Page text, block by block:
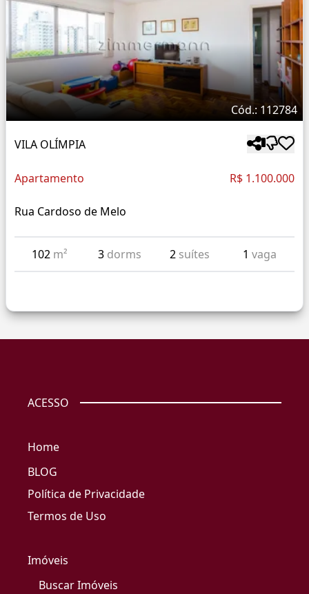
Cód.: 112784
VILA OLÍMPIA
Apartamento R$ 1.100.000
Rua Cardoso de Melo
102 m² 3 dorms 2 suítes 1 vaga
ACESSO
Home
BLOG
Política de Privacidade
Termos de Uso
Imóveis
Buscar Imóveis